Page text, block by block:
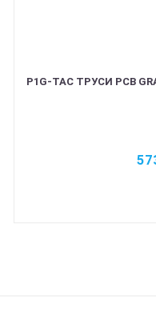
P1G-TAC ТРУСИ PCB